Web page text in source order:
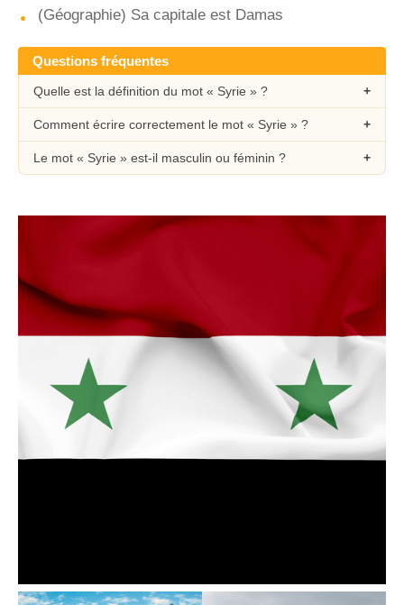
(Géographie) Sa capitale est Damas
Questions fréquentes
Quelle est la définition du mot « Syrie » ?
Comment écrire correctement le mot « Syrie » ?
Le mot « Syrie » est-il masculin ou féminin ?